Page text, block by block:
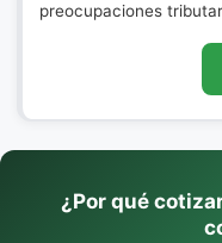
preocupaciones
¿Por qué